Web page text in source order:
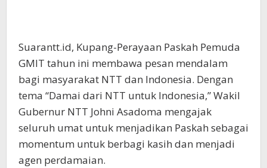
Suarantt.id, Kupang-Perayaan Paskah Pemuda
GMIT tahun ini membawa pesan mendalam
bagi masyarakat NTT dan Indonesia. Dengan
tema “Damai dari NTT untuk Indonesia,” Wakil
Gubernur NTT Johni Asadoma mengajak
seluruh umat untuk menjadikan Paskah sebagai
momentum untuk berbagi kasih dan menjadi
agen perdamaian.